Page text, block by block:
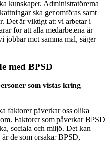
kunskaper. Administratörerna
ska genomföras samt
Det är viktigt att vi arbetar i
för att alla medarbetena är
jobbar mot samma mål, säger
med BPSD
som vistas kring
faktorer påverkar oss olika
Faktorer som påverkar BPSD
sociala och miljö. Det kan
är de som orsakar BPSD,